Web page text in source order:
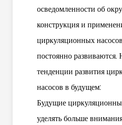
осведомленности об
конструкция и
циркуляционных
постоянно
тенденции развития
насосов в будущем:
Будущие
уделять больше